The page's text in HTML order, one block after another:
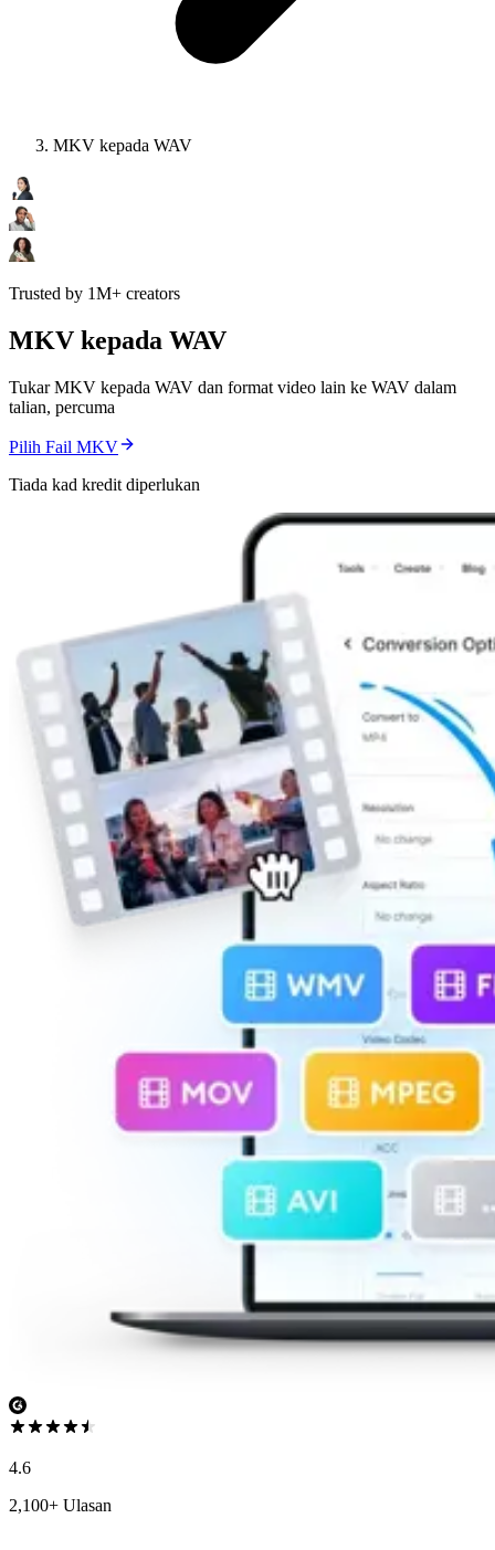
MKV kepada WAV
Trusted by 1M+ creators
MKV kepada WAV
Tukar MKV kepada WAV dan format video lain ke WAV dalam
talian, percuma
Pilih Fail MKV
Tiada kad kredit diperlukan
4.6
2,100+ Ulasan